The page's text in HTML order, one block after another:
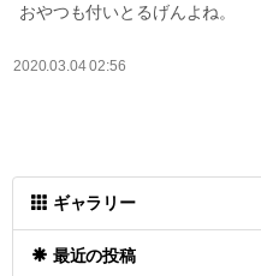
おやつも付いとるげんよね。
2020.03.04 02:56
ギャラリー
最近の投稿